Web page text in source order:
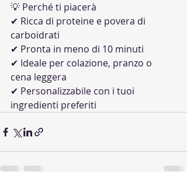
💡 Perché ti piacerà
✔ Ricca di proteine e povera di
carboidrati
✔ Pronta in meno di 10 minuti
✔ Ideale per colazione, pranzo o
cena leggera
✔ Personalizzabile con i tuoi
ingredienti preferiti